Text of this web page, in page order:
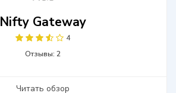
Nifty Gateway
4
Отзывы: 2
Читать обзор